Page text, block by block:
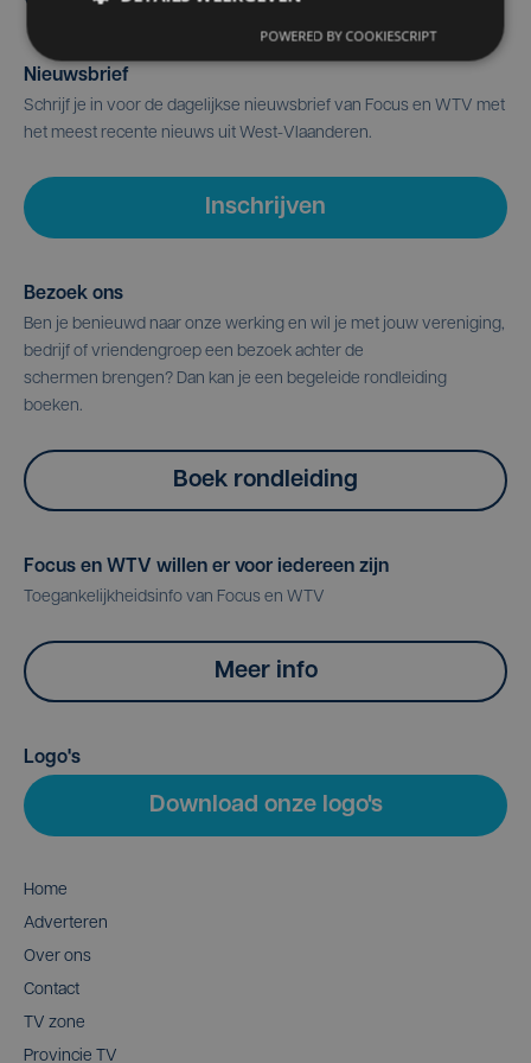
Nieuwsbrief
Schrijf je in voor de dagelijkse nieuwsbrief van Focus en WTV met
het meest recente nieuws uit West-Vlaanderen.
Inschrijven
Bezoek ons
Ben je benieuwd naar onze werking en wil je met jouw vereniging,
bedrijf of vriendengroep een bezoek achter de
schermen brengen? Dan kan je een begeleide rondleiding
boeken.
Boek rondleiding
Focus en WTV willen er voor iedereen zijn
Toegankelijkheidsinfo van Focus en WTV
Meer info
Logo's
Download onze logo's
Home
Adverteren
Over ons
Contact
TV zone
Provincie TV
POWERED BY COOKIESCRIPT